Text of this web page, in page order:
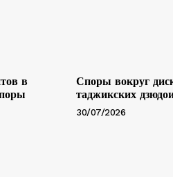
в
Споры вокруг
таджикских
30/07/2026